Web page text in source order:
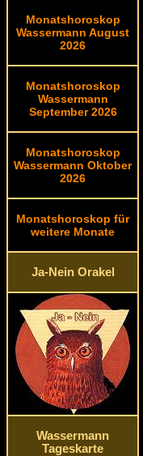
Monatshoroskop
Wassermann August
2026
Monatshoroskop
Wassermann
September 2026
Monatshoroskop
Wassermann Oktober
2026
Monatshoroskop für
weitere Monate
Ja-Nein Orakel
Wassermann
Tageskarte